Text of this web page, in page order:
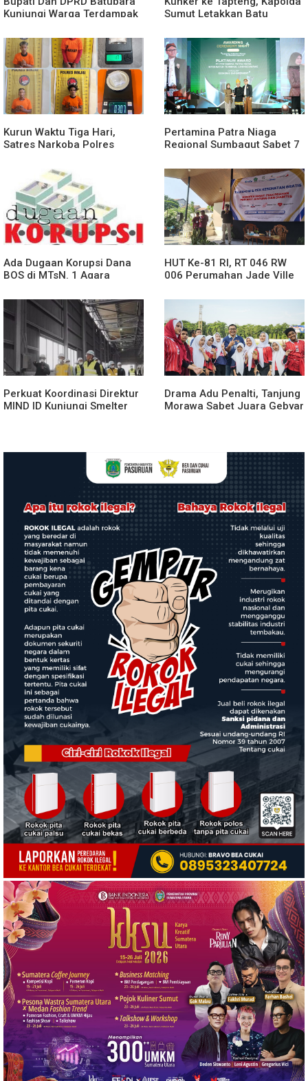
Kunjungi Warga Terdampak
Sumut Letakkan Batu
Rusun Polres Tapanuli
Tengah
Kurun Waktu Tiga Hari,
Satres Narkoba Polres
Terduga Bandar Narkoba
Pertamina Patra Niaga
Regional Sumbagut Sabet 7
Komitmen Nyata Kontribusi
untuk Masyarakat
Ada Dugaan Korupsi Dana
BOS di MTsN. 1 Agara
BUNGKAM
HUT Ke-81 RI, RT 046 RW
006 Perumahan Jade Ville
Gelar Talkshow & Cek
Kesehatan Gratis.
Perkuat Koordinasi Direktur
MIND ID Kunjungi Smelter
Drama Adu Penalti, Tanjung
Morawa Sabet Juara Gebyar